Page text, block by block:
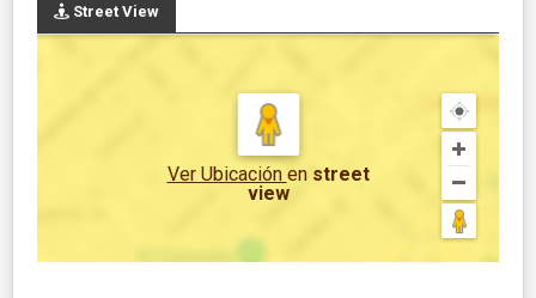
Street View
Ver Ubicación en street
view